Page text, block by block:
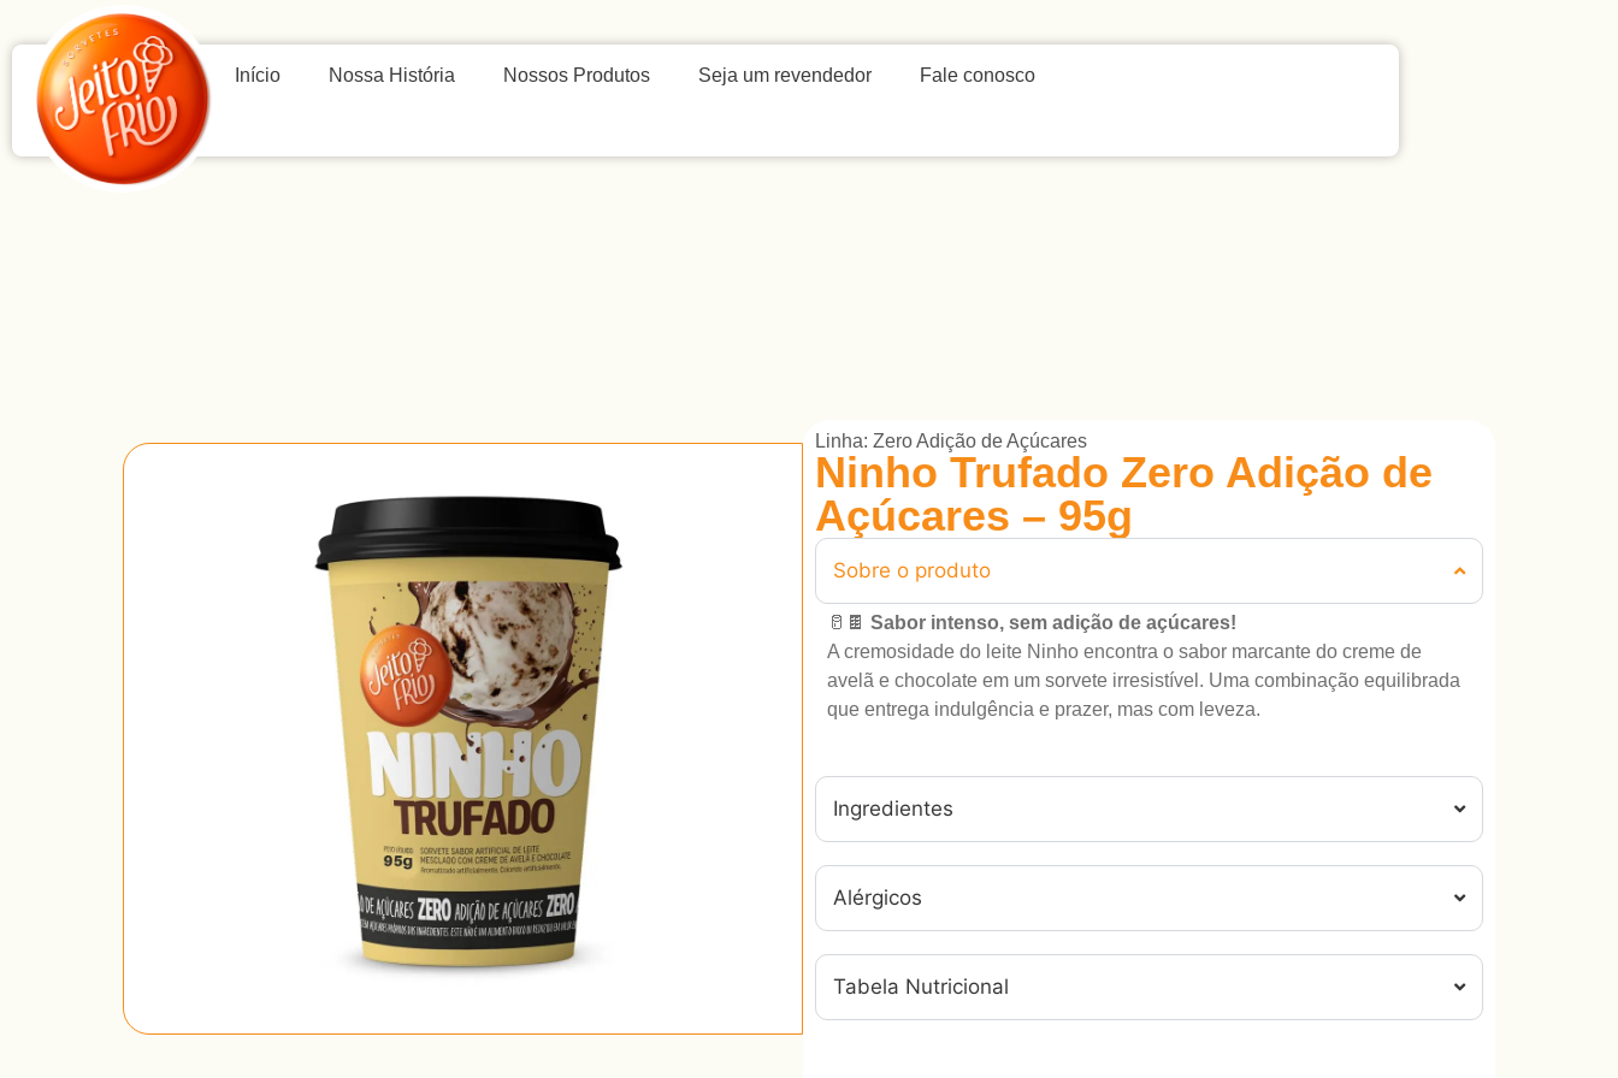
Início Nossa História Nossos Produtos Seja um revendedor Fale conosco
Linha:Zero Adição de Açúcares
Ninho Trufado Zero Adição de
Açúcares – 95g
Sobre o produto
🥛🍫Sabor intenso, sem adição de açúcares!
A cremosidade do leite Ninho encontra o sabor marcante do creme de
avelã e chocolate em um sorvete irresistível. Uma combinação equilibrada
que entrega indulgência e prazer, mas com leveza.
Ingredientes
Alérgicos
Tabela Nutricional